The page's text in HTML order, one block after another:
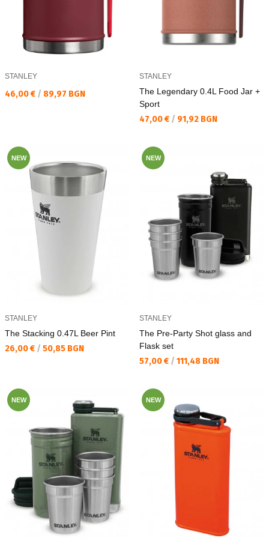
STANLEY
Текуща цена:
46,00 € / 89,97 BGN
STANLEY
The Legendary 0.4L Food Jar +
Sport
Текуща цена:
47,00 € / 91,92 BGN
NEW
STANLEY
The Stacking 0.47L Beer Pint
Текуща цена:
26,00 € / 50,85 BGN
NEW
STANLEY
The Pre-Party Shot glass and
Flask set
Текуща цена:
57,00 € / 111,48 BGN
NEW NEW